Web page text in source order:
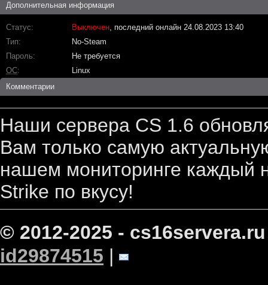
Дополнительная информация
Статус Выключен, последний онлайн 24.08.2023 13:40
Тип
No-Steam
Пароль
Не требуется
ОС
Linux
Комментарии
Наши сервера CS 1.6
Вам только самую
нашем мониторинге каждый
Strike по вкусу!
© 2012-2025 - cs16servera.ru
id29874515 |